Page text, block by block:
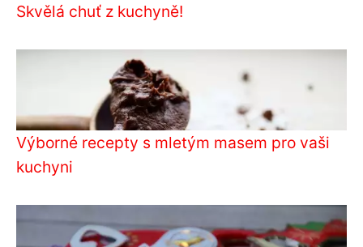
Skvělá chuť z kuchyně!
Výborné recepty s mletým masem pro vaši
kuchyni